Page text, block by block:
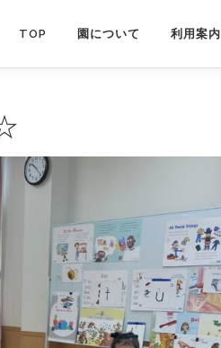
TOP 園について 利用案内